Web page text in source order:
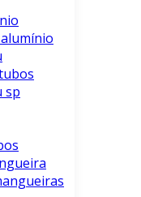
sp